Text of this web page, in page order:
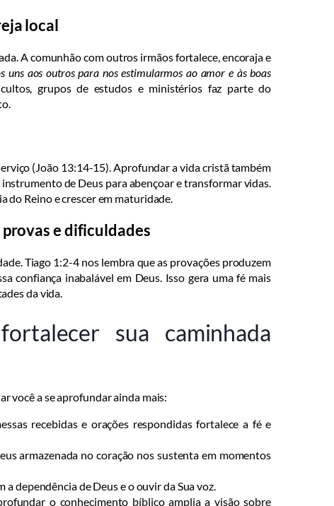
local
A comunhão com outros irmãos fortalece, encoraja e
uns aos outros para nos estimularmos ao amor e às boas
grupos de estudos e ministérios faz parte do
(João 13:14-15). Aprofundar a vida cristã também
de Deus para abençoar e transformar vidas.
do Reino e crescer em maturidade.
e dificuldades
Tiago 1:2-4 nos lembra que as provações produzem
confiança inabalável em Deus. Isso gera uma fé mais
da vida.
sua caminhada
você a se aprofundar ainda mais:
recebidas e orações respondidas fortalece a fé e
armazenada no coração nos sustenta em momentos
a dependência de Deus e o ouvir da Sua voz.
o conhecimento bíblico amplia a visão sobre